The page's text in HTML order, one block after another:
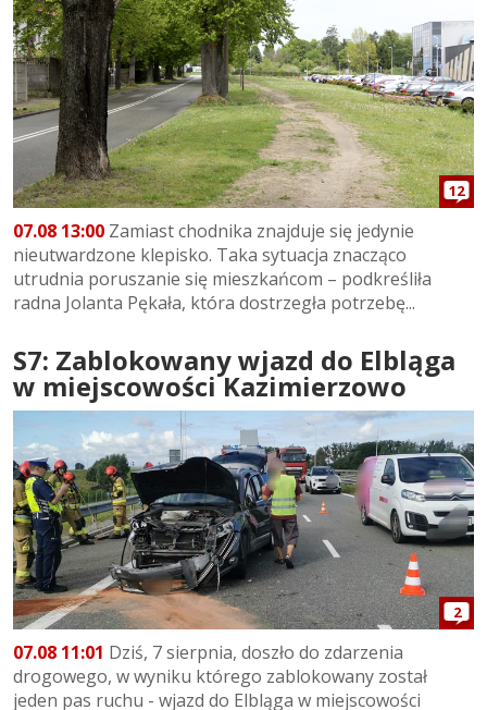
12
07.08 13:00 Zamiast chodnika znajduje się jedynie
nieutwardzone klepisko. Taka sytuacja znacząco
utrudnia poruszanie się mieszkańcom – podkreśliła
radna Jolanta Pękała, która dostrzegła potrzebę...
S7: Zablokowany wjazd do Elbląga
w miejscowości Kazimierzowo
2
07.08 11:01 Dziś, 7 sierpnia, doszło do zdarzenia
drogowego, w wyniku którego zablokowany został
jeden pas ruchu - wjazd do Elbląga w miejscowości